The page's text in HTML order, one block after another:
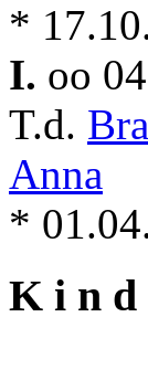
*
I. oo
T.d.
Anna
*
K i n d